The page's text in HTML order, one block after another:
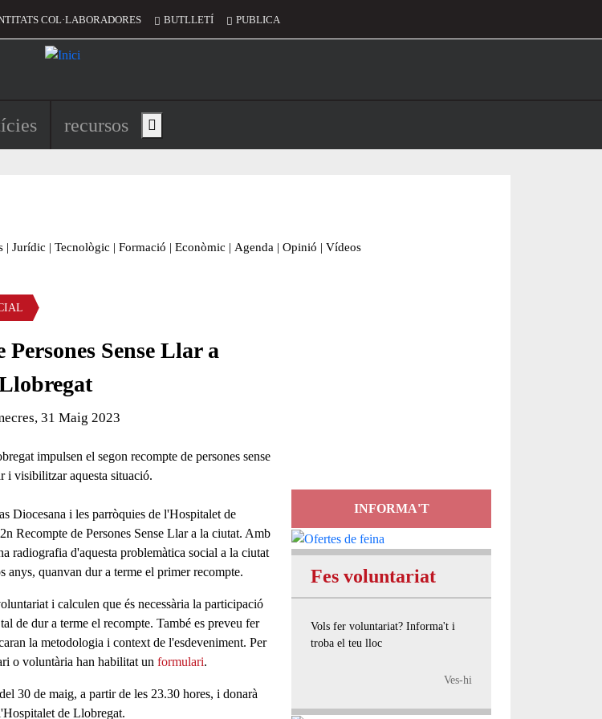
COL·LABORADORES BUTLLETÍ PUBLICA
principal de l'encapçalament
recursos Show main menu
| Jurídic | Tecnològic | Formació | Econòmic | Agenda | Opinió | Vídeos
Persones Sense Llar a
31 Maig 2023
impulsen el segon recompte de persones sense
i visibilitzar aquesta situació.
Diocesana i les parròquies de l'Hospitalet de
2n Recompte de Persones Sense Llar a la ciutat. Amb
radiografia d'aquesta problemàtica social a la ciutat
anys, quanvan dur a terme el primer recompte.
i calculen que és necessària la participació
de dur a terme el recompte. També es preveu fer
la metodologia i context de l'esdeveniment. Per
o voluntària han habilitat un formulari.
30 de maig, a partir de les 23.30 hores, i donarà
de Llobregat.
INFORMA'T
Fes voluntariat
Vols fer voluntariat? Informa't i
troba el teu lloc
Ves-hi